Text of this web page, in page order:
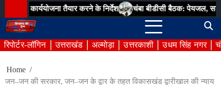
to
content
तैयार करने के निर्देश चंबा बीडीसी बैठक: पेयजल, सड़क, पंचायत
रिपोर्टर-लॉगिन उत्तराखंड अल्मोड़ा उत्तरकाशी उधम सिंह नगर
Home
जन–जन की सरकार, जन–जन के द्वार के तहत विकासखंड द्वारीखाल की न्याय